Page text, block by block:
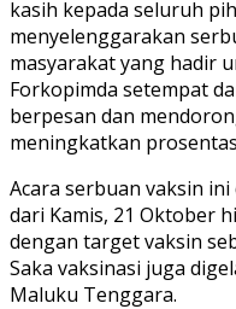
kasih kepada seluruh
menyelenggarakan
masyarakat yang hadir
Forkopimda setempat
berpesan dan
meningkatkan
Acara serbuan vaksin
dari Kamis, 21 Oktober
dengan target vaksin
Saka vaksinasi juga
Maluku Tenggara.